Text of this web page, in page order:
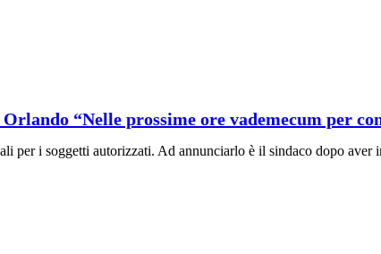
“Nelle prossime ore vademecum per
per i soggetti autorizzati. Ad annunciarlo è il sindaco dopo aver